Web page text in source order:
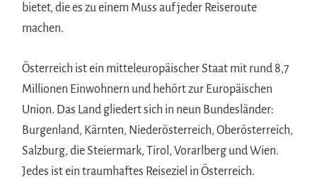
bietet, die es zu einem Muss auf jeder Reiseroute
machen.
Österreich ist ein mitteleuropäischer Staat mit rund 8,7
Millionen Einwohnern und hehört zur Europäischen
Union. Das Land gliedert sich in neun Bundesländer:
Burgenland, Kärnten, Niederösterreich, Oberösterreich,
Salzburg, die Steiermark, Tirol, Vorarlberg und Wien.
Jedes ist ein traumhaftes Reiseziel in Österreich.